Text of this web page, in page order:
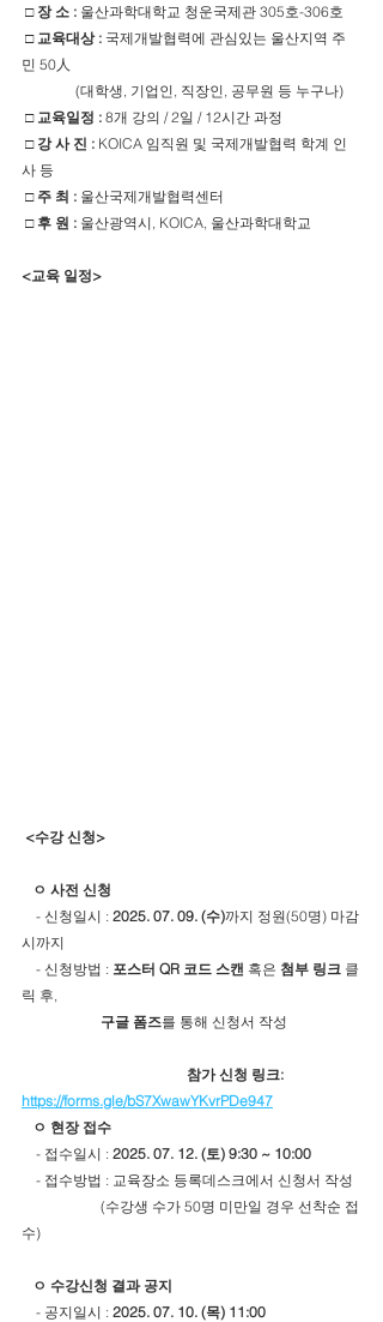
□ 장 소 : 울산과학대학교 청운국제관 305호-306호
□ 교육대상 : 국제개발협력에 관심있는 울산지역 주
민 50人
(대학생, 기업인, 직장인, 공무원 등 누구나)
□ 교육일정 : 8개 강의 / 2일 / 12시간 과정
□ 강 사 진 : KOICA 임직원 및 국제개발협력 학계 인
사 등
□ 주 최 : 울산국제개발협력센터
□ 후 원 : 울산광역시, KOICA, 울산과학대학교
<교육 일정>
<수강 신청>
ㅇ 사전 신청
- 신청일시 : 2025. 07. 09. (수)까지 정원(50명) 마감
시까지
- 신청방법 : 포스터 QR 코드 스캔 혹은 첨부 링크 클
릭 후,
구글 폼즈를 통해 신청서 작성
참가 신청 링크:
https://forms.gle/bS7XwawYKvrPDe947
ㅇ 현장 접수
- 접수일시 : 2025. 07. 12. (토) 9:30 ~ 10:00
- 접수방법 : 교육장소 등록데스크에서 신청서 작성
(수강생 수가 50명 미만일 경우 선착순 접
수)
ㅇ 수강신청 결과 공지
- 공지일시 : 2025. 07. 10. (목) 11:00